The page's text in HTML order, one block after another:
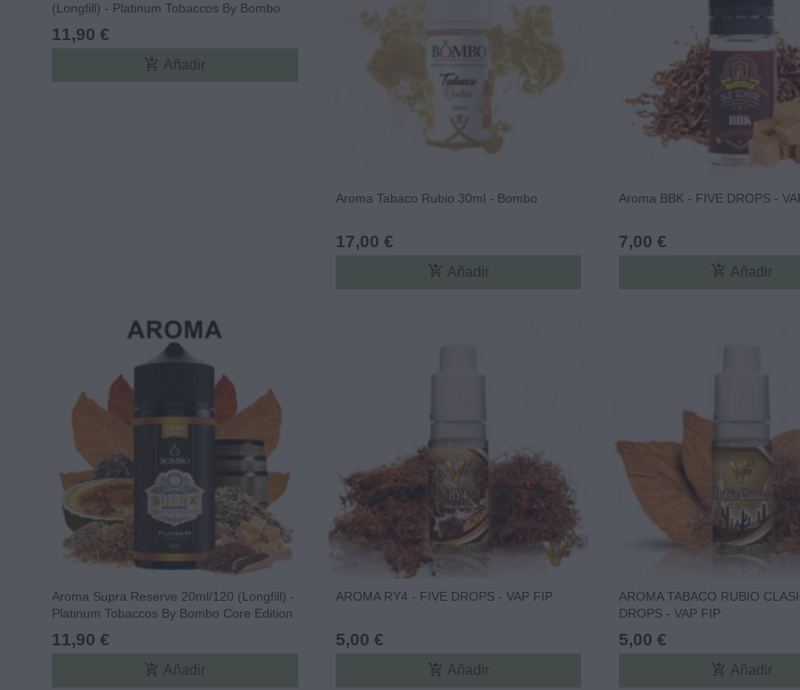
(Longfill) - Platinum Tobaccos By Bombo
11,90 €
add_shopping_cart Añadir
Aroma Tabaco Rubio 30ml - Bombo
17,00 €
add_shopping_cart Añadir
Aroma BBK - FIVE DROPS -
7,00 €
add_shopping_cart Añadir
Aroma Supra Reserve 20ml/120 (Longfill) -
Platinum Tobaccos By Bombo Core Edition
11,90 €
add_shopping_cart Añadir
AROMA RY4 - FIVE DROPS - VAP FIP
5,00 €
add_shopping_cart Añadir
AROMA TABACO RUBIO
DROPS - VAP FIP
5,00 €
add_shopping_cart Añadir